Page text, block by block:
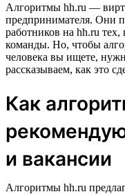
Алгоритмы hh.ru —
предпринимателя. Они
работников на hh.ru
команды. Но, чтобы
человека вы ищете,
рассказываем, как это
Как
и вакансии
Алгоритмы hh.ru